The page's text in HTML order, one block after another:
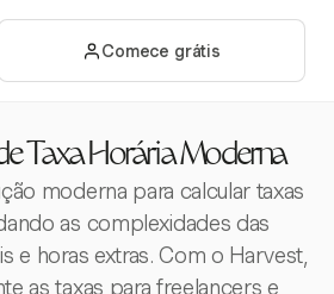
Comece grátis
Taxa Horária Moderna
moderna para calcular taxas
as complexidades das
e horas extras. Com o Harvest,
as taxas para freelancers e